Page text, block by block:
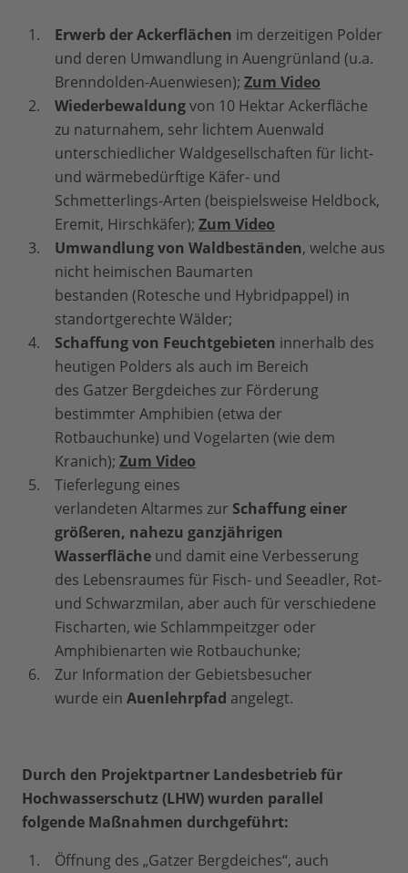
Erwerb der Ackerflächen im derzeitigen Polder
und deren Umwandlung in Auengrünland (u.a.
Brenndolden-Auenwiesen); Zum Video
Wiederbewaldungvon 10 Hektar Ackerfläche
zu naturnahem, sehr lichtem Auenwald
unterschiedlicher Waldgesellschaften für licht-
und wärmebedürftige Käfer- und
Schmetterlings-Arten (beispielsweise Heldbock,
Eremit, Hirschkäfer); Zum Video
Umwandlung von Waldbeständen, welche aus
nicht heimischen Baumarten
bestanden (Rotesche und Hybridpappel) in
standortgerechte Wälder;
Schaffung von Feuchtgebieten innerhalb des
heutigen Polders als auch im Bereich
des Gatzer Bergdeiches zur Förderung
bestimmter Amphibien (etwa der
Rotbauchunke) und Vogelarten (wie dem
Kranich); Zum Video
Tieferlegung eines
verlandeten Altarmes zur Schaffung einer
größeren, nahezu ganzjährigen
Wasserfläche und damit eine Verbesserung
des Lebensraumes für Fisch- und Seeadler, Rot-
und Schwarzmilan, aber auch für verschiedene
Fischarten, wie Schlammpeitzger oder
Amphibienarten wie Rotbauchunke;
Zur Information der Gebietsbesucher
wurde ein Auenlehrpfad angelegt.
Durch den Projektpartner Landesbetrieb für
Hochwasserschutz (LHW) wurden parallel
folgende Maßnahmen durchgeführt:
Öffnung des „Gatzer Bergdeiches“, auch